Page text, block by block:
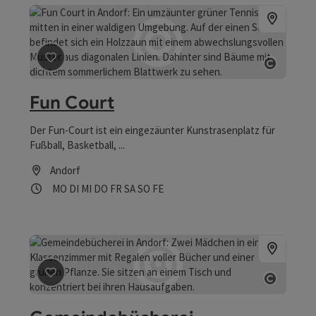
Beitrag merken: Fun Court
Fun Court
Der Fun-Court ist ein eingezäunter Kunstrasenplatz für
Fußball, Basketball, ...
Andorf
Öffnungszeiten
MO Montag geöffnet
DI Dienstag geöffnet
MI Mittwoch geöffnet
DO Donnerstag geöffnet
FR Freitag geöffnet
SASamstag geöffnet
SO Sonntag geöffnet
FEFeiertag geöffnet
Beitrag merken : Gemeindebücherei